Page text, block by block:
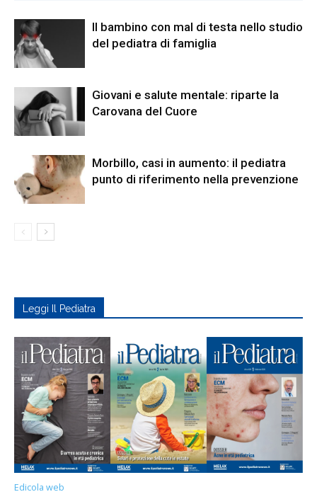
Il bambino con mal di testa nello studio
del pediatra di famiglia
Giovani e salute mentale: riparte la
Carovana del Cuore
Morbillo, casi in aumento: il pediatra
punto di riferimento nella prevenzione
Leggi Il Pediatra
Edicola web